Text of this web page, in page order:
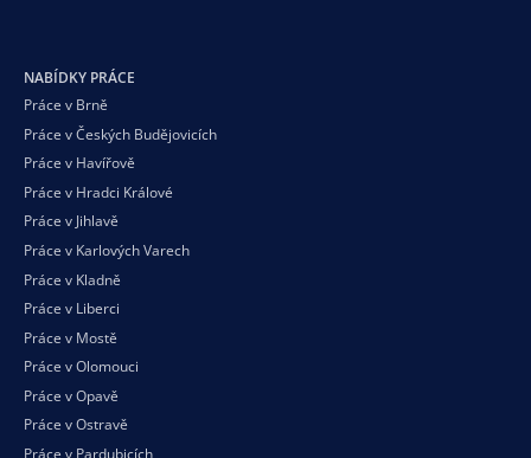
NABÍDKY PRÁCE
Práce v Brně
Práce v Českých Budějovicích
Práce v Havířově
Práce v Hradci Králové
Práce v Jihlavě
Práce v Karlových Varech
Práce v Kladně
Práce v Liberci
Práce v Mostě
Práce v Olomouci
Práce v Opavě
Práce v Ostravě
Práce v Pardubicích